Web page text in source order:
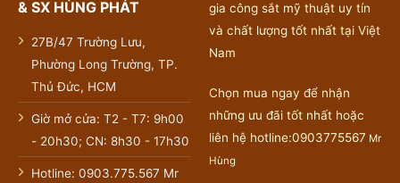
& SX HÙNG PHÁT
27B/47 Trường Lưu,
Phường Long Trường, TP.
Thủ Đức, HCM
Giờ mở cửa: T2 - T7: 9h00
- 20h30; CN: 8h30 - 17h30
Hotline: 0903.775.567 Mr
gia công sắt mỹ thuật uy tín
và chất lượng tốt nhất tại Việt
Nam
Chọn mua ngay để nhận
những ưu đãi tốt nhất hoặc
liên hệ hotline:0903775567 Mr
Hùng